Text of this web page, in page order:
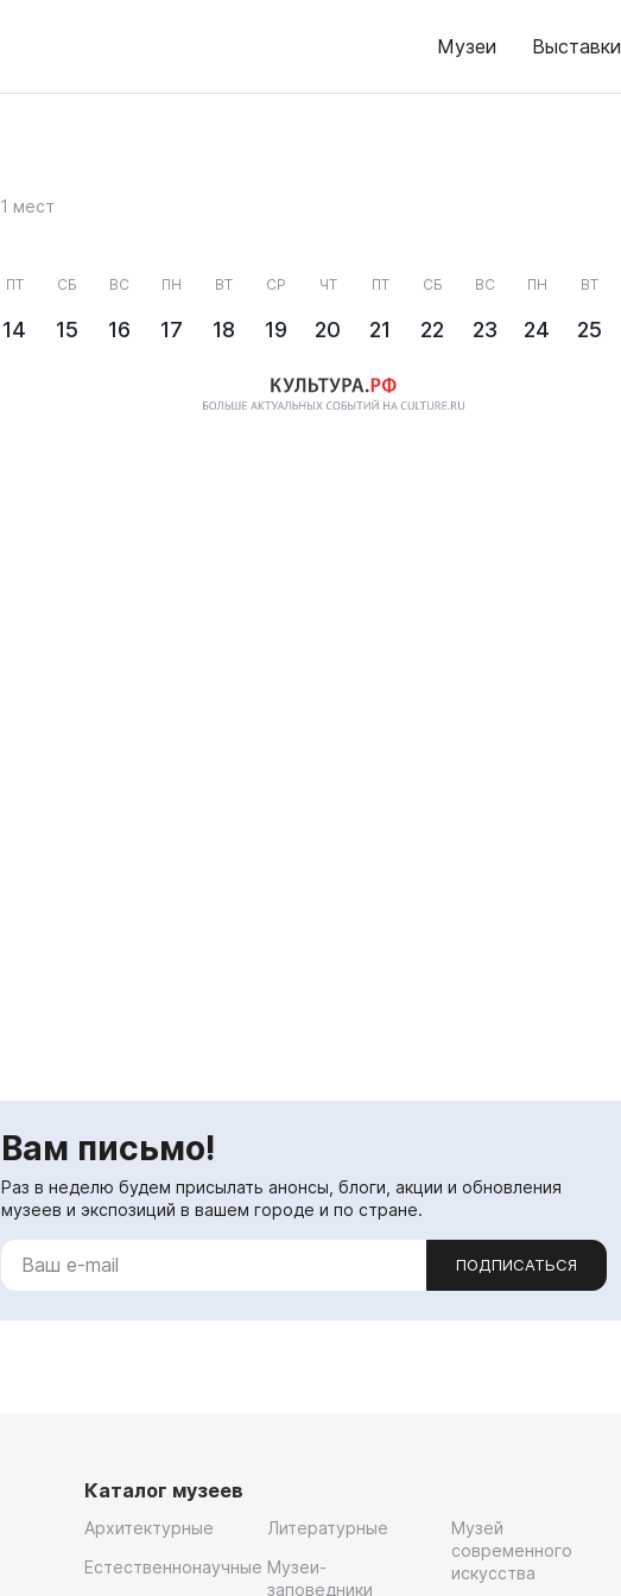
Музеи Выставки
1 мест
ПТ
14
СБ
15
ВС
16
ПН
17
ВТ
18
СР
19
ЧТ
20
ПТ
21
СБ
22
ВС
23
ПН
24
ВТ
25
Вам письмо!
Раз в неделю будем присылать анонсы, блоги, акции и обновления
музеев и экспозиций в вашем городе и по стране.
ПОДПИСАТЬСЯ
Каталог музеев
Архитектурные
Естественнонаучные
Литературные
Музеи-
заповедники
Музей
современного
искусства